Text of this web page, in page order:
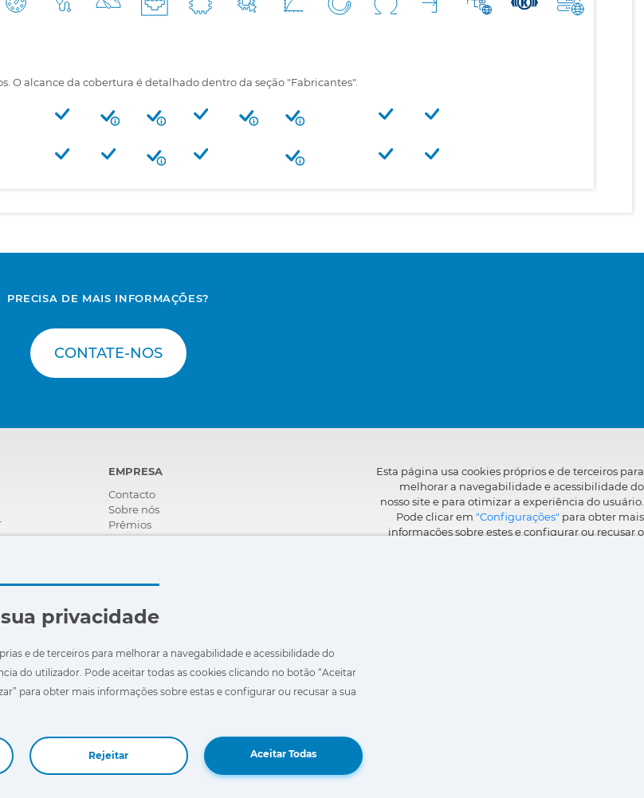
O alcance da cobertura é detalhado dentro da seção "Fabricantes".
PRECISA DE MAIS INFORMAÇÕES?
CONTATE-NOS
EMPRESA
Contacto
Sobre nós
Prêmios
Certificações
Seja um distribuidor
Vídeos
Esta página usa cookies próprios e de terceiros para
melhorar a navegabilidade e acessibilidade do
nosso site e para otimizar a experiência do usuário.
Pode clicar em "Configurações" para obter mais
informações sobre estes e configurar ou recusar o
privacidade
e de terceiros para melhorar a navegabilidade e acessibilidade do
do utilizador. Pode aceitar todas as cookies clicando no botão “Aceitar
para obter mais informações sobre estas e configurar ou recusar a sua
Rejeitar Aceitar Todas